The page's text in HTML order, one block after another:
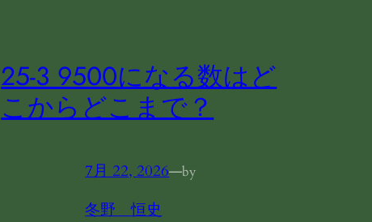
25‐3 9500になる数はど
こからどこまで？
7月 22, 2026—by
冬野 恒史